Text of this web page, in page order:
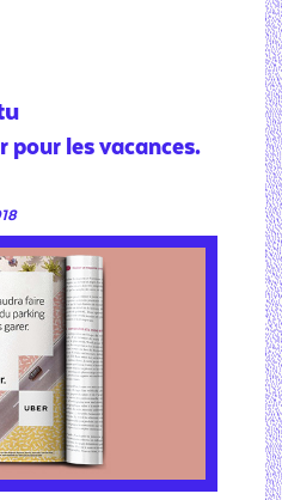
pour les vacances.